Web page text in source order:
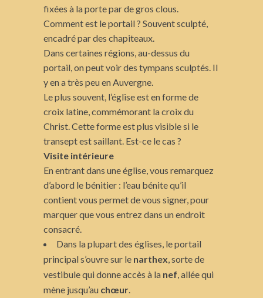
fixées à la porte par de gros clous.
Comment est le portail ? Souvent sculpté,
encadré par des chapiteaux.
Dans certaines régions, au-dessus du
portail, on peut voir des tympans sculptés. Il
y en a très peu en Auvergne.
Le plus souvent, l’église est en forme de
croix latine, commémorant la croix du
Christ. Cette forme est plus visible si le
transept est saillant. Est-ce le cas ?
Visite intérieure
En entrant dans une église, vous remarquez
d’abord le bénitier : l’eau bénite qu’il
contient vous permet de vous signer, pour
marquer que vous entrez dans un endroit
consacré.
Dans la plupart des églises, le portail
principal s’ouvre sur le narthex , sorte de
vestibule qui donne accès à la nef , allée qui
mène jusqu’au chœur